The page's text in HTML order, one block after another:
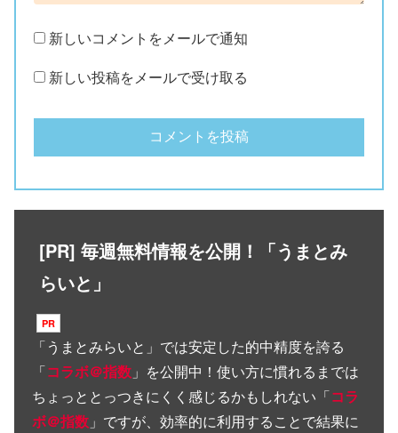
新しいコメントをメールで通知
新しい投稿をメールで受け取る
[PR] 毎週無料情報を公開！「うまとみ
らいと」
「うまとみらいと 」では安定した的中精度を誇る
「コラボ＠指数 」を公開中！使い方に慣れるまでは
ちょっととっつきにくく感じるかもしれない「コラ
ボ＠指数 」ですが、効率的に利用することで結果に